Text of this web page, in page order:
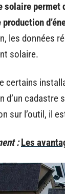
solaire permet
les données
solaire.
certains
d’un cadastre
sur l’outil, il
: Les